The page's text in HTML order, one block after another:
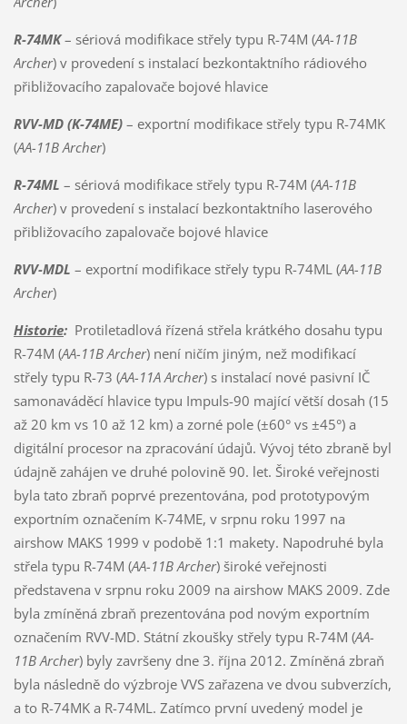
R-74MK– sériová modifikace střely typu R-74M (AA-11B
Archer) v provedení s instalací bezkontaktního rádiového
přibližovacího zapalovače bojové hlavice
RVV-MD (K-74ME)– exportní modifikace střely typu R-74MK
(AA-11B Archer)
R-74ML – sériová modifikace střely typu R-74M (AA-11B
Archer) v provedení s instalací bezkontaktního laserového
přibližovacího zapalovače bojové hlavice
RVV-MDL – exportní modifikace střely typu R-74ML (AA-11B
Archer)
Historie:Protiletadlová řízená střela krátkého dosahu typu
R-74M (AA-11B Archer) není ničím jiným, než modifikací
střely typu R-73 (AA-11A Archer) s instalací nové pasivní IČ
samonaváděcí hlavice typu Impuls-90 mající větší dosah (15
až 20 km vs 10 až 12 km) a zorné pole (±60° vs ±45°) a
digitální procesor na zpracování údajů. Vývoj této zbraně byl
údajně zahájen ve druhé polovině 90. let. Široké veřejnosti
byla tato zbraň poprvé prezentována, pod prototypovým
exportním označením K-74ME, v srpnu roku 1997 na
airshow MAKS 1999 v podobě 1:1 makety. Napodruhé byla
střela typu R-74M (AA-11B Archer) široké veřejnosti
představena v srpnu roku 2009 na airshow MAKS 2009. Zde
byla zmíněná zbraň prezentována pod novým exportním
označením RVV-MD. Státní zkoušky střely typu R-74M (AA-
11B Archer) byly završeny dne 3. října 2012. Zmíněná zbraň
byla následně do výzbroje VVS zařazena ve dvou subverzích,
a to R-74MK a R-74ML. Zatímco první uvedený model je